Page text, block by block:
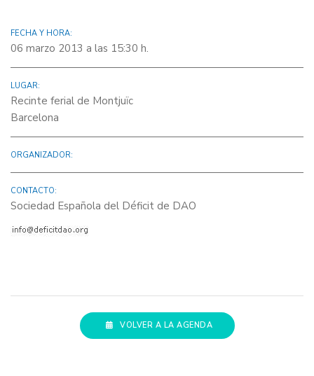
FECHA Y HORA:
06 marzo 2013 a las 15:30 h.
LUGAR:
Recinte ferial de Montjuïc
Barcelona
ORGANIZADOR:
CONTACTO:
Sociedad Española del Déficit de DAO
VOLVER A LA AGENDA